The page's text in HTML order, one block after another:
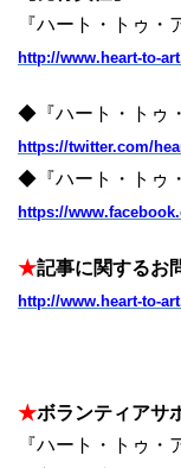
『ハート・トゥ・
http://www.heart-to-
◆『ハート・トゥ
https://twitter.com/
◆『ハート・トゥ
https://
★記事に関するお
http://www.heart-to-
★ボランティアサ
『ハート・トゥ